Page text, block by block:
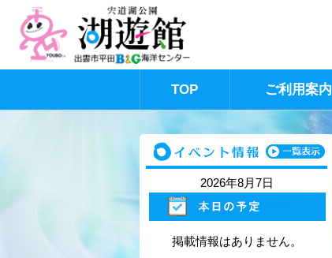
TOP ご利用案内
2026年8月7日
掲載情報はありません。